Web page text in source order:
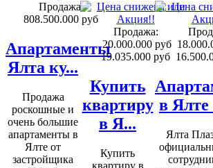
Продажа:
808.500.000 руб
Апартаменты
Ялта ку...
Продажа
роскошные и
очень большие
апартаменты в
Ялте от
застройщика
Продажа:
20.000.000 руб
19.035.000 руб
Купить
квартиру
в Я...
Купить
квартиру в
в Ялте
Ялта